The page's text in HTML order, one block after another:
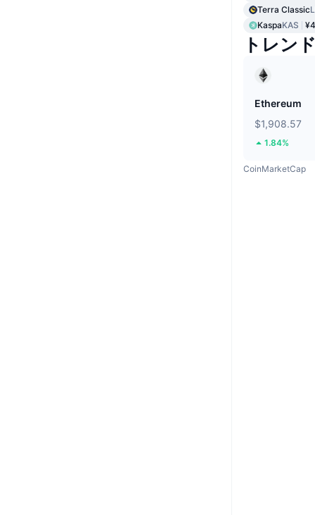
Terra Classic
KaspaKAS
トレンド
Ethereum
$1,908.57
1.84%
CoinMarketCap